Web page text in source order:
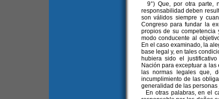
9°) Que, por otra parte,
responsabilidad deben
son válidos siempre y
Congreso para fundar la
propios de su
modo conducente al
En el caso examinado, la
base legal y, en tales
hubiera sido el
Nación para exceptuar a
las normas legales que,
incumplimiento de las
generalidad de las personas
En otras palabras, en el